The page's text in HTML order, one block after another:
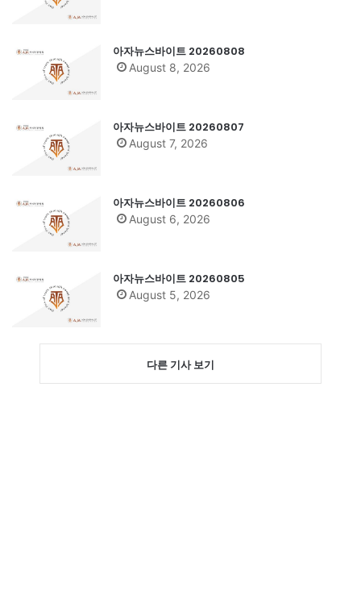
아자뉴스바이트 20260808
August 8, 2026
아자뉴스바이트 20260807
August 7, 2026
아자뉴스바이트 20260806
August 6, 2026
아자뉴스바이트 20260805
August 5, 2026
다른 기사 보기